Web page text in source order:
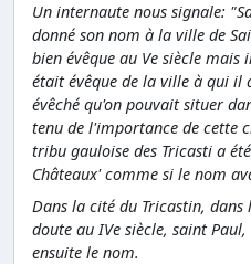
Un internaute nous signale:
donné son nom à la ville de
bien évêque au Ve siècle mais
était évêque de la ville à qui il
évêché qu'on pouvait situer
tenu de l'importance de cette
tribu gauloise des Tricasti a
Châteaux' comme si le nom
Dans la cité du Tricastin, dans
doute au IVe siècle, saint
ensuite le nom.